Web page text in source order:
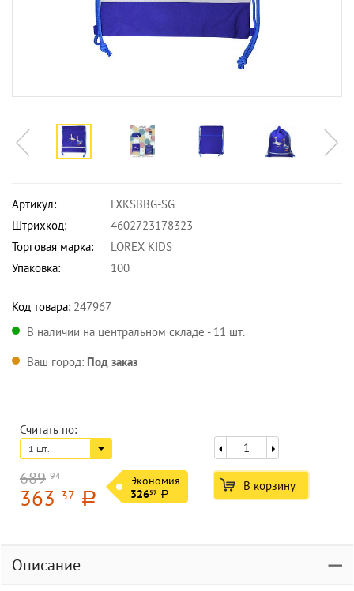
Артикул:
LXKSBBG-SG
Штрихкод:
4602723178323
Торговая марка:
LOREX KIDS
Упаковка:
100
Код товара: 247967
В наличии на центральном складе - 11 шт.
Ваш город: Под заказ
Считать по:
1 шт.
689 94
363 37 a
Экономия
32657 a
В корзину
Описание